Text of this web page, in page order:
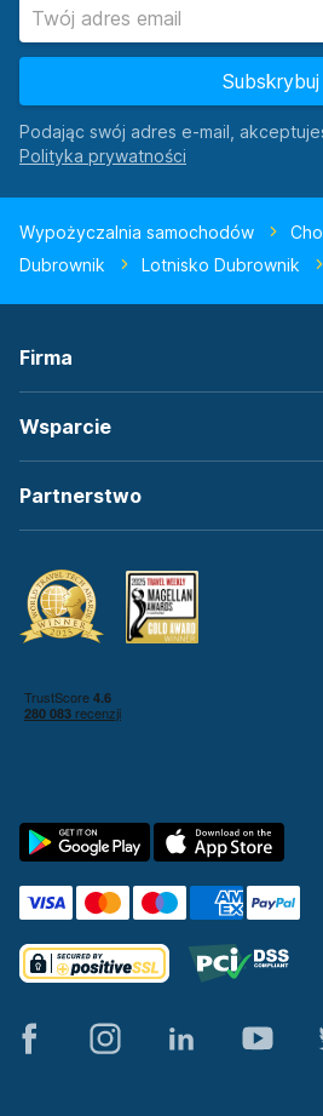
Subskrybuj
Podając swój adres e-mail,
Wypożyczalnia samochodów
Dubrownik
Lotnisko Dubrownik
Firma
Wsparcie
Partnerstwo